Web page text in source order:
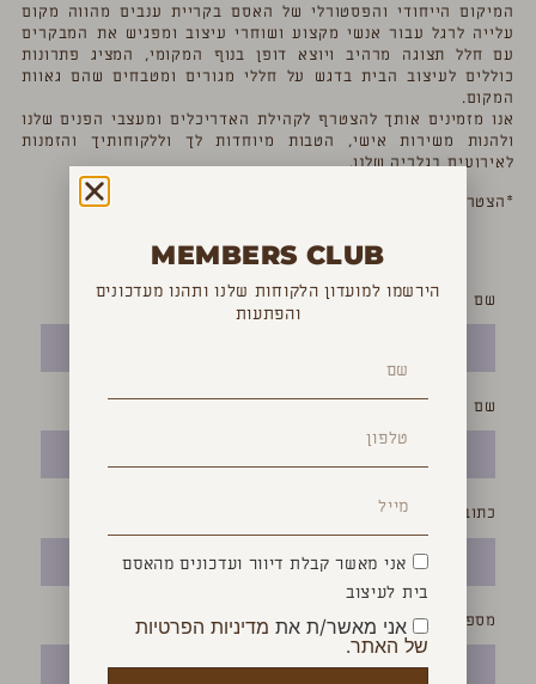
המיקום הייחודי והפסטורלי של האסם בקריית ענבים מהווה מקום
עלייה לרגל עבור אנשי מקצוע ושוחרי עיצוב ומפגיש את המבקרים
עם חלל תצוגה מרהיב ויוצא דופן בנוף המקומי, המציג פתרונות
כוללים לעיצוב הבית בדגש על חללי מגורים ומטבחים שהם גאוות
המקום.
אנו מזמינים אותך להצטרף לקהילת האדריכלים ומעצבי הפנים שלנו
ולהנות משירות אישי, הטבות מיוחדות לך וללקוחותיך והזמנות
לאירועים בגלריה שלנו.
*הצטרפות לקהילה מותנית בהצגת תעודת אדריכל/מעצב.
להצטרפות מלאו פרטים
שם פרטי:
שם משפחה:
כתובת מייל:
מספר טלפון:
MEMBERS CLUB
הירשמו למועדון הלקוחות שלנו ותהנו מעדכונים
והפתעות
אני מאשר קבלת דיוור ועדכונים מהאסם
בית לעיצוב
אני מאשר/ת את מדיניות הפרטיות
של האתר.